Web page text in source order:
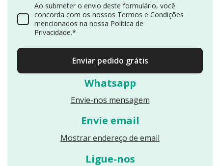
Whatsapp
Envie-nos mensagem
Envie email
Mostrar endereço de email
Ligue-nos
Ao submeter o envio deste formulário, você
concorda com os nossos Termos e Condições
mencionados na nossa Política de
Privacidade.*
Enviar pedido grátis